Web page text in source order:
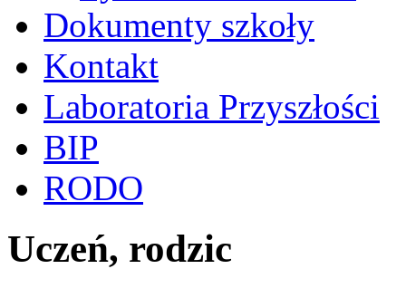
Dokumenty szkoły
Kontakt
Laboratoria Przyszłości
BIP
RODO
Uczeń, rodzic